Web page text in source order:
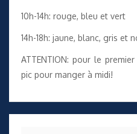
10h-14h: rouge, bleu et vert
14h-18h: jaune, blanc, gris et
ATTENTION: pour le
pic pour manger à midi!